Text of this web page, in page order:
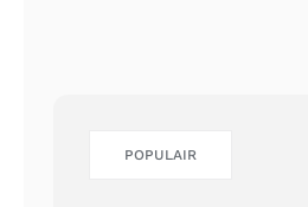
POPULAIR